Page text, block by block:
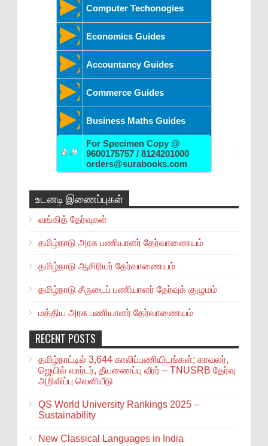
Computer Techonogies
Economics Guides
Accountancy Guides
Commerce Guides
Business Maths Guides
For Specimen Copy @
9600175757 / 8124201000
orders@surabooks.com
உடனடி இணைப்புகள்
வங்கித் தேர்வுகள்
தமிழ்நாடு அரசு பணியாளர் தேர்வாணையம்
தமிழ்நாடு ஆசிரியர் தேர்வாணையம்
தமிழ்நாடு சீருடைப் பணியாளர் தேர்வுக் குழுமம்
மத்திய அரசு பணியாளர் தேர்வாணையம்
RECENT POSTS
தமிழ்நாட்டில் 3,644 காலிப்பணியிடங்கள்; காவலர்,
ஜெயில் வார்டர், தீயணைப்பு வீரர் – TNUSRB தேர்வு
அறிவிப்பு வெளியீடு
QS World University Rankings 2025 –
Sustainability
New Classical Languages in India